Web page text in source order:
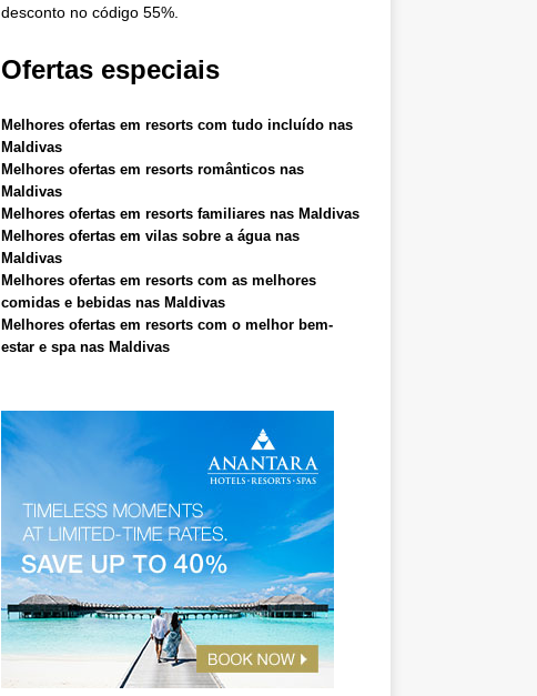
desconto no código 55%.
Ofertas especiais
Melhores ofertas em resorts com tudo incluído nas
Maldivas
Melhores ofertas em resorts românticos nas
Maldivas
Melhores ofertas em resorts familiares nas Maldivas
Melhores ofertas em vilas sobre a água nas
Maldivas
Melhores ofertas em resorts com as melhores
comidas e bebidas nas Maldivas
Melhores ofertas em resorts com o melhor bem-
estar e spa nas Maldivas